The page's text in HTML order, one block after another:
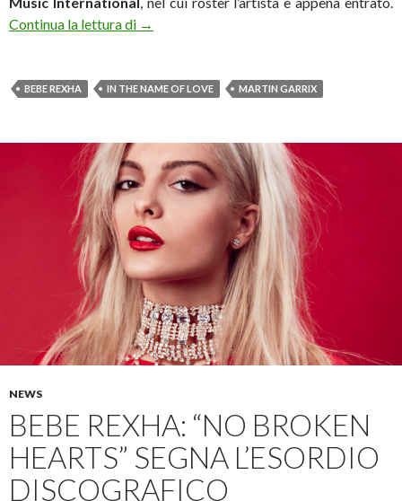
Continua la lettura di
Martin Garrix e Bebe Rexha: “In The
→
BEBE REXHA IN THE NAME OF LOVE MARTIN GARRIX
NEWS
BEBE REXHA: “NO BROKEN
HEARTS” SEGNA L’ESORDIO
DISCOGRAFICO